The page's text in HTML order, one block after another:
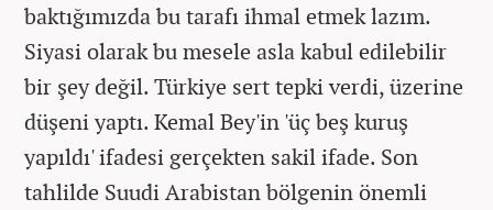
baktığımızda bu tarafı ihmal etmek lazım.
Siyasi olarak bu mesele asla kabul edilebilir
bir şey değil. Türkiye sert tepki verdi, üzerine
düşeni yaptı. Kemal Bey'in 'üç beş kuruş
yapıldı' ifadesi gerçekten sakil ifade. Son
tahlilde Suudi Arabistan bölgenin önemli